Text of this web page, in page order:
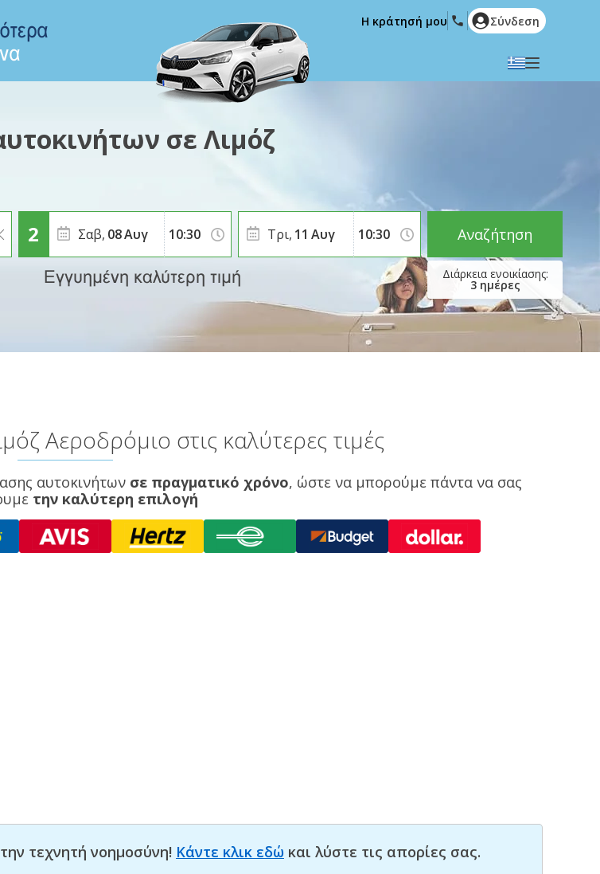
English (US)
Polski
Română
Ελληνικά
Hrvatski
العربية
Η κράτησή μου Σύνδεση
σε Λιμόζ
Σαβ, 08Αυγ
3 ημέρες
Τρι, 11 Αυγ Αναζήτηση
Αεροδρόμιο στις καλύτερες τιμές
αυτοκινήτων σε πραγματικό χρόνο, ώστε να μπορούμε πάντα να σας
την καλύτερη επιλογή
τεχνητή νοημοσύνη! Κάντε κλικ εδώ και λύστε τις απορίες σας.